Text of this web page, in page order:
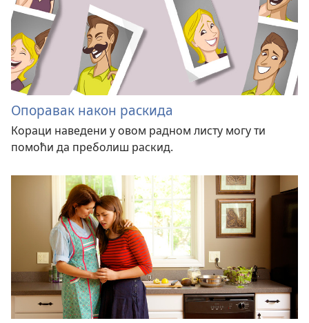
Опоравак након раскида
Кораци наведени у овом радном листу могу ти
помоћи да преболиш раскид.